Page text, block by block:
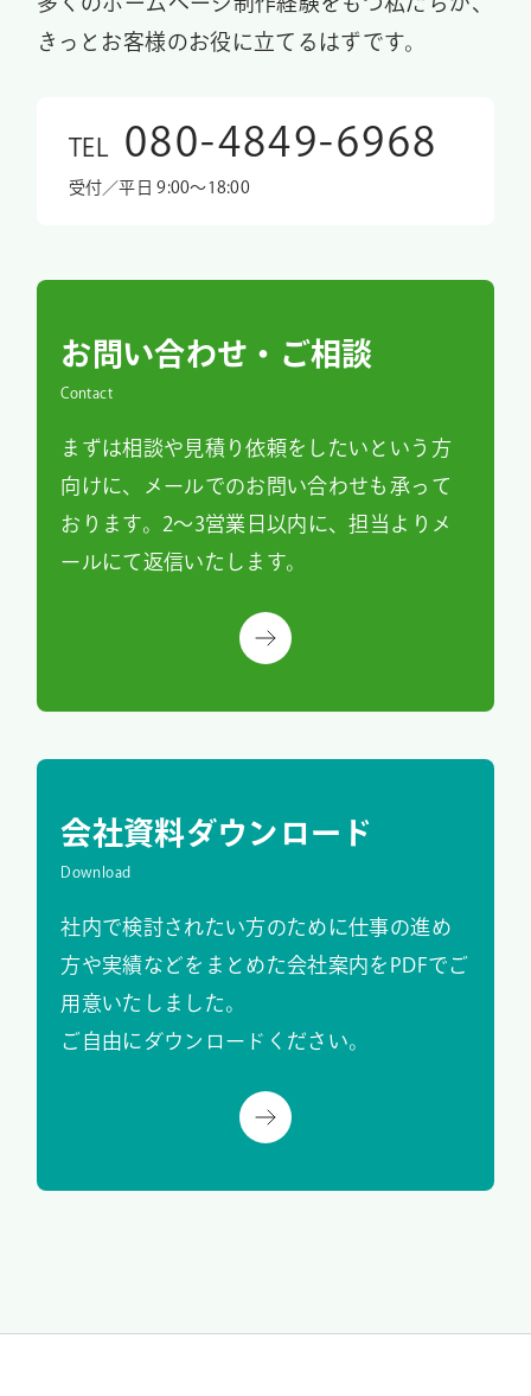
きっとお客様のお役に立てるはずです。
TEL 080-4849-6968
受付／平日 9:00〜18:00
お問い合わせ・ご相談
Contact
まずは相談や見積り依頼をしたいという方
向けに、メールでのお問い合わせも承って
おります。2～3営業日以内に、担当よりメ
ールにて返信いたします。
会社資料ダウンロード
Download
社内で検討されたい方のために仕事の進め
方や実績などをまとめた会社案内をPDFでご
用意いたしました。
ご自由にダウンロードください。